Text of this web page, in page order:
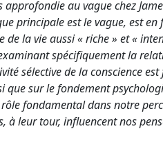
au vague chez
principale est le vague, est en
la vie aussi « riche » et «
spécifiquement la
sélective de la conscience
sur le fondement
rôle fondamental dans notre
à leur tour, influencent nos